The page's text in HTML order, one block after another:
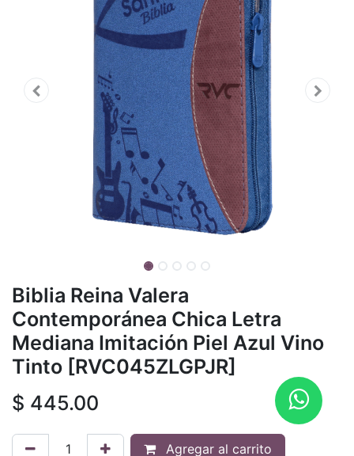
Biblia Reina Valera
Contemporánea Chica Letra
Mediana Imitación Piel Azul Vino
Tinto [RVC045ZLGPJR]
$ 445.00
Agregar al carrito